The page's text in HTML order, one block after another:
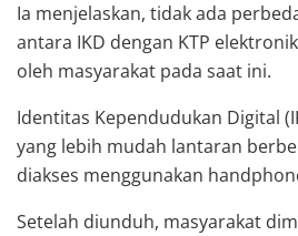
Ia menjelaskan, tidak ada
antara IKD dengan KTP
oleh masyarakat pada saat ini.
Identitas Kependudukan Digital
yang lebih mudah lantaran
diakses menggunakan
Setelah diunduh, masyarakat